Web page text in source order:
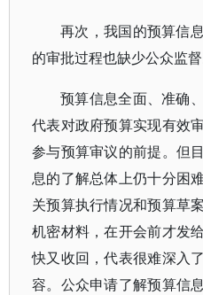
再次，我国的预算信
的审批过程也缺少公众监督
预算信息全面、准确
代表对政府预算实现有效
参与预算审议的前提。但
息的了解总体上仍十分困
关预算执行情况和预算草
机密材料，在开会前才发
快又收回，代表很难深入
容。公众申请了解预算信